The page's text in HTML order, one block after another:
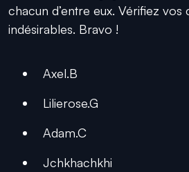
chacun d’entre eux. Vérifiez vos
indésirables. Bravo !
Axel.B
Lilierose.G
Adam.C
Jchkhachkhi